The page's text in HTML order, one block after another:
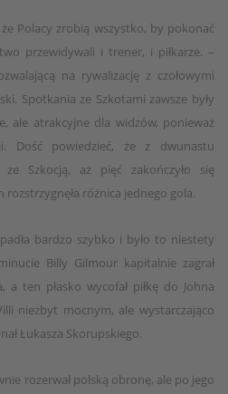
Polacy zrobią wszystko, by pokonać
przewidywali i trener, i piłkarze. –
na rywalizację z czołowymi
Spotkania ze Szkotami zawsze były
ale atrakcyjne dla widzów, ponieważ
Dość powiedzieć, że z dwunastu
Szkocją, aż pięć zakończyło się
rozstrzygnęła różnica jednego gola.
bardzo szybko i było to niestety
Billy Gilmour kapitalnie zagrał
ten płasko wycofał piłkę do Johna
niezbyt mocnym, ale wystarczająco
Łukasza Skorupskiego.
rozerwał polską obronę, ale po jego